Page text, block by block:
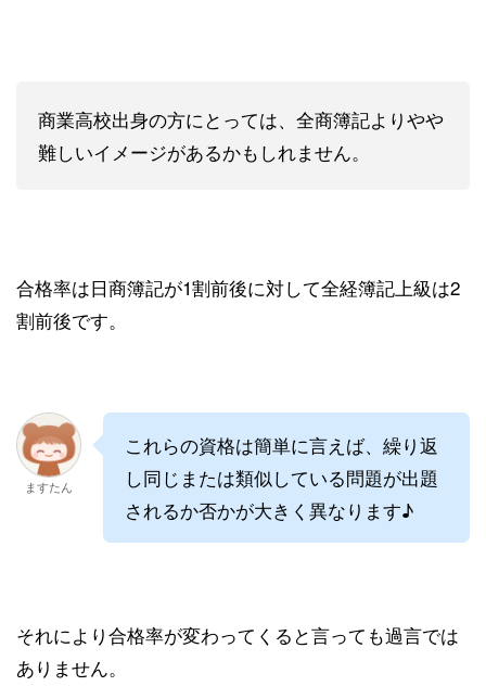
商業高校出身の方にとっては、全商簿記よりやや
難しいイメージがあるかもしれません。
合格率は日商簿記が1割前後に対して全経簿記上級は2
割前後です。
ますたん
これらの資格は簡単に言えば、繰り返
し同じまたは類似している問題が出題
されるか否かが大きく異なります♪
それにより合格率が変わってくると言っても過言では
ありません。